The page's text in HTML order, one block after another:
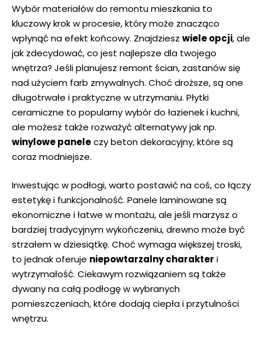
Wybór materiałów do​ remontu mieszkania to
kluczowy krok w ⁢procesie, który może znacząco⁤
wpłynąć na efekt‌ końcowy. Znajdziesz wiele opcji, ⁢ale
jak zdecydować, co ⁤jest ‌najlepsze dla twojego
wnętrza? ⁢Jeśli planujesz remont⁢ ścian, zastanów się
nad użyciem farb zmywalnych. Choć droższe, są​ one
długotrwałe i praktyczne w utrzymaniu. Płytki‍
ceramiczne to popularny wybór do łazienek⁤ i kuchni,
ale⁢ możesz także rozważyć alternatywy ​jak ​np.
winylowe paneleczy ‍beton dekoracyjny, które są
coraz modniejsze.
Inwestując w‌ podłogi, warto postawić‍ na coś, co łączy
estetykę i funkcjonalność. Panele laminowane są⁢
ekonomiczne ​i łatwe w ​montażu, ale jeśli marzysz ‌o‍
bardziej tradycyjnym‍ wykończeniu, drewno może być
⁤strzałem w dziesiątkę. Choć‍ wymaga większej troski,
‌to jednak oferuje niepowtarzalny‍ charakter i‌
wytrzymałość. Ciekawym rozwiązaniem ⁤są ⁢także
dywany na całą podłogę w wybranych​
pomieszczeniach, ​które ​dodają‍ ciepła i przytulności
wnętrzu.